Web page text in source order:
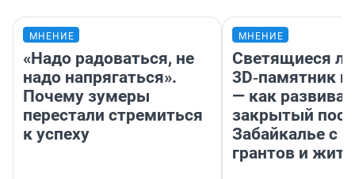
МНЕНИЕ
«Надо радоваться, не
надо напрягаться».
Почему зумеры
перестали стремиться
к успеху
МНЕНИЕ
Светящиеся
3D‑памятник и
— как
закрытый
Забайкалье с
грантов и